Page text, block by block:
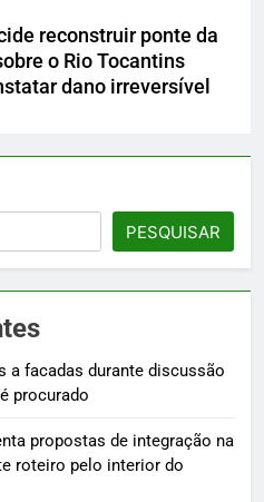
reconstruir ponte da
o Rio Tocantins
dano irreversível
PESQUISAR
a facadas durante discussão
procurado
propostas de integração na
roteiro pelo interior do